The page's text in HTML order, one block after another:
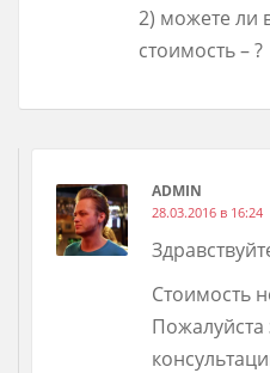
2) можете ли
стоимость – ?
ADMIN
28.03.2016 в 16:24
Стоимость
Пожалуйста